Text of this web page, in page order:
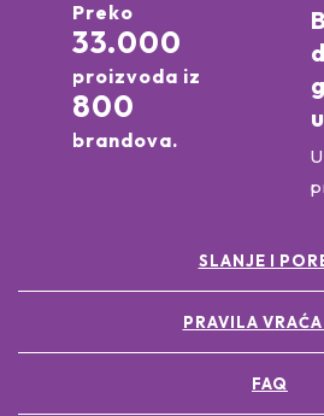
Preko
33.000
proizvoda iz
800
brandova.
SLANJE I
PRAVILA
FAQ